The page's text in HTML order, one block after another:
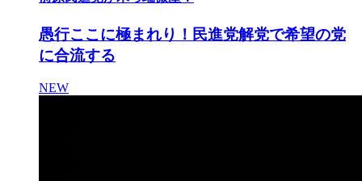
愚行ここに極まれり！民進党解党で希望の党
に合流する
NEW